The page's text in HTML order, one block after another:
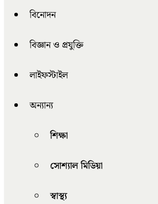
বিনোদন
বিজ্ঞান ও প্রযুক্তি
লাইফস্টাইল
অন্যান্য
শিক্ষা
সোশ্যাল মিডিয়া
স্বাস্থ্য